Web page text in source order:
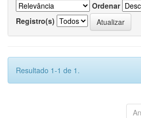
Ordenar
Registro(s)
Resultado 1-1 de 1.